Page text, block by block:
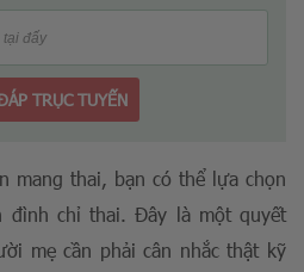
TRỤC TUYẾN
mang thai, bạn có thể lựa chọn
đình chỉ thai. Đây là một quyết
mẹ cần phải cân nhắc thật kỹ